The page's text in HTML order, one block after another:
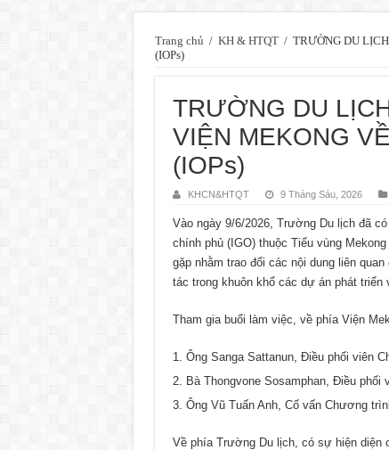
Trang chủ / KH & HTQT / TRƯỜNG DU
(IOPs)
TRƯỜNG DU
VIỆN MEKONG
(IOPs)
KHCN&HTQT 9 Tháng Sáu, 2026
Vào ngày 9/6/2026, Trường Du lịch đã
chính phủ (IGO) thuộc Tiểu vùng
gặp nhằm trao đổi các nội dung liên
tác trong khuôn khổ các dự án phát triển
Tham gia buổi làm việc, về phía Viện
Ông Sanga Sattanun, Điều phối viên
Bà Thongvone Sosamphan, Điều phối
Ông Vũ Tuấn Anh, Cố vấn Chương
Về phía Trường Du lịch, có sự hiện diện